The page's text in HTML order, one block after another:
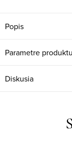
Popis
Parametre produktu
Diskusia